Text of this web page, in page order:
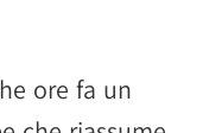
ore fa un